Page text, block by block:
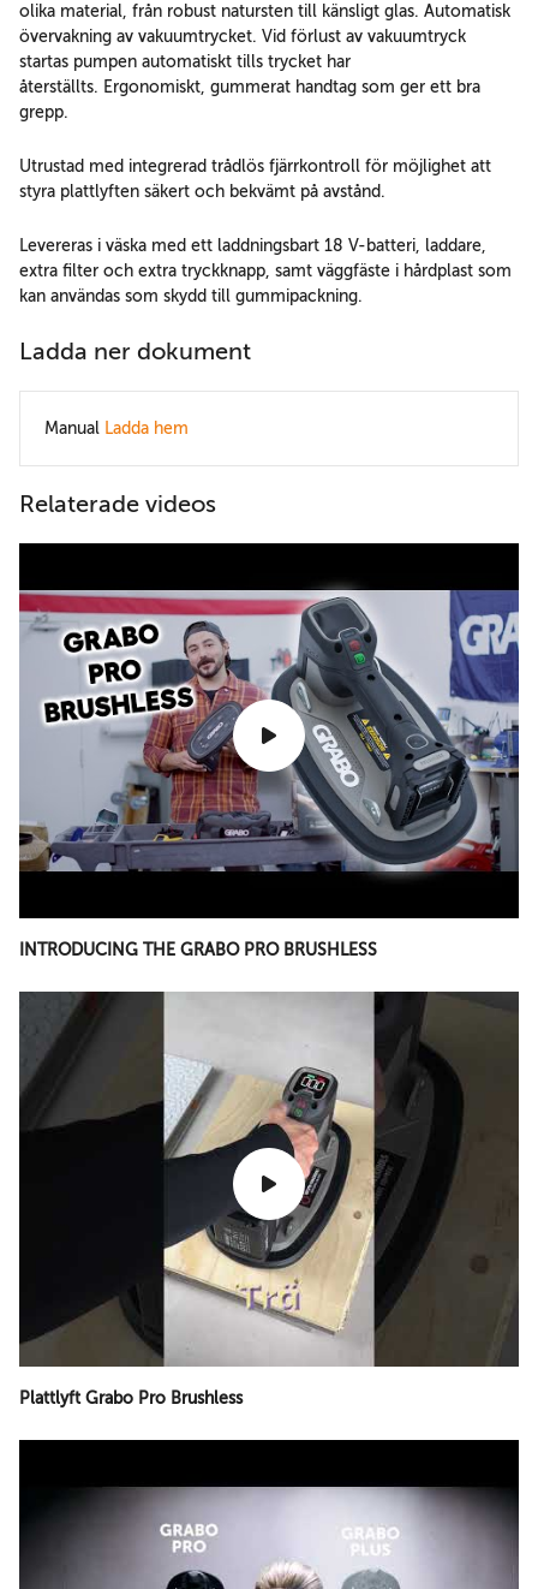
olika material, från robust natursten till känsligt glas. Automatisk
övervakning av vakuumtrycket. Vid förlust av vakuumtryck
startas pumpen automatiskt tills trycket har
återställts. Ergonomiskt, gummerat handtag som ger ett bra
grepp.
Utrustad med integrerad trådlös fjärrkontroll för möjlighet att
styra plattlyften säkert och bekvämt på avstånd.
Levereras i väska med ett laddningsbart 18 V-batteri, laddare,
extra filter och extra tryckknapp, samt väggfäste i hårdplast som
kan användas som skydd till gummipackning.
Ladda ner dokument
Manual Ladda hem
Relaterade videos
INTRODUCING THE GRABO PRO BRUSHLESS
Plattlyft Grabo Pro Brushless